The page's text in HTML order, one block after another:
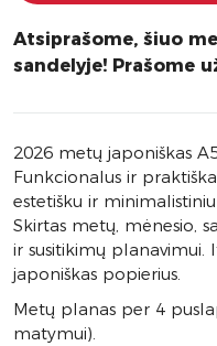
Atsiprašome, šiuo
sandelyje! Prašome
2026 metų japoniškas
Funkcionalus ir
estetišku ir
Skirtas metų, mėnesio,
ir susitikimų planavimui.
japoniškas popierius.
Metų planas per 4
matymui).